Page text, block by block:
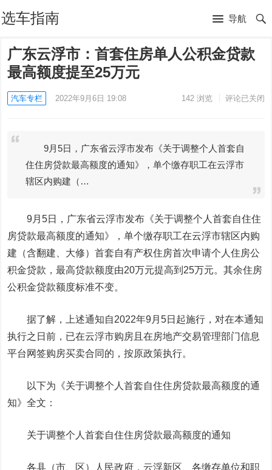
选车指南 导航
广东云浮市：首套住房单人公积金贷款
最高额度提至25万元
汽车专栏 2022年9月6日 19:08 142浏览 评论已关闭
9月5日，广东省云浮市发布《关于调整个人首套自
住住房贷款最高额度的通知》，单个缴存职工在云浮市
辖区内购建（…
9月5日，广东省云浮市发布《关于调整个人首套自住住
房贷款最高额度的通知》，单个缴存职工在云浮市辖区内购
建（含翻建、大修）首套自有产权住房首次申请个人住房公
积金贷款，最高贷款额度由20万元提高到25万元。其余住房
公积金贷款额度标准不变。
据了解，上述通知自2022年9月5日起施行，对在本通知
执行之日前，已在云浮市购房且在房地产交易管理部门信息
平台网签购房买卖合同的，按原政策执行。
以下为《关于调整个人首套自住住房贷款最高额度的通
知》全文：
关于调整个人首套自住住房贷款最高额度的通知
各县（市、区）人民政府，云浮新区、各缴存单位和职